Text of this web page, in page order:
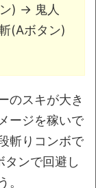
) → 鬼人
(Aボタン)
のスキが大き
ージを稼いで
斬りコンボで
タンで回避し
。